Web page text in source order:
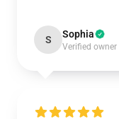
S Sophia
Verified owner